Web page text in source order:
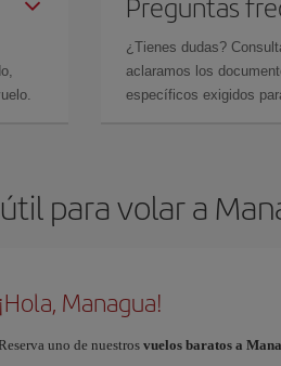
¿Tienes dudas?
aclaramos los
específicos exigidos
para volar a
¡Hola, Managua!
uno de nuestros vuelos baratos a